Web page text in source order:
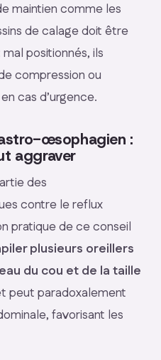
maintien comme les
de calage doit être
positionnés, ils
compression ou
cas d’urgence.
œsophagien :
aggraver
des
contre le reflux
pratique de ce conseil
plusieurs oreillers
du cou et de la taille
peut paradoxalement
favorisant les